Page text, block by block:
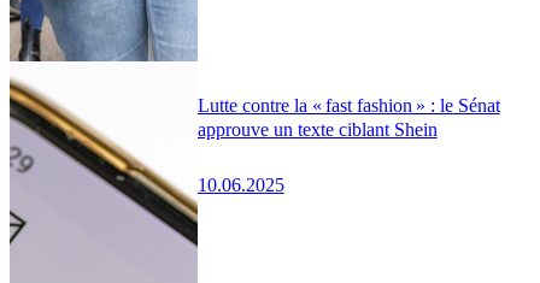
Lutte contre la « fast fashion » : le Sénat
approuve un texte ciblant Shein
10.06.2025